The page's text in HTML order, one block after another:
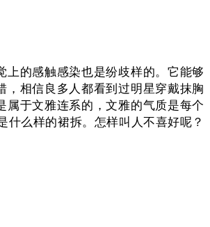
的感触感染也是纷歧样的。它能够
相信良多人都看到过明星穿戴抹胸
于文雅连系的，文雅的气质是每个
么样的裙拆。怎样叫人不喜好呢？